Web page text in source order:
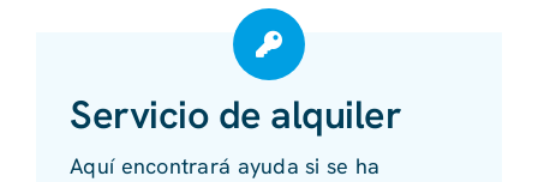
Servicio de alquiler
Aquí encontrará ayuda si se ha